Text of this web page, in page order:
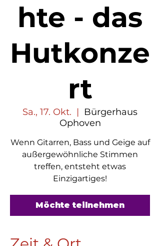
hte - das
Hutkonze
rt
Sa., 17. Okt.
  |
Bürgerhaus
Ophoven
Wenn Gitarren, Bass und Geige auf
außergewöhnliche Stimmen
treffen, entsteht etwas
Einzigartiges!
Möchte teilnehmen